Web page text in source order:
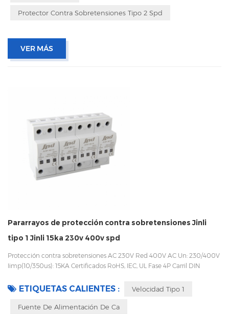
Protector Contra Sobretensiones Tipo 2 Spd
VER MÁS
Pararrayos de protección contra sobretensiones Jinli
tipo 1 Jinli 15ka 230v 400v spd
Protección contra sobretensiones AC 230V Red 400V AC Un: 230/400V
Iimp(10/350us): 15KA Certificados RoHS, IEC, UL Fase 4P Carril DIN
caja interior para evitar vibraciones durante el transporte
ETIQUETAS CALIENTES : Velocidad Tipo 1
Fuente De Alimentación De Ca